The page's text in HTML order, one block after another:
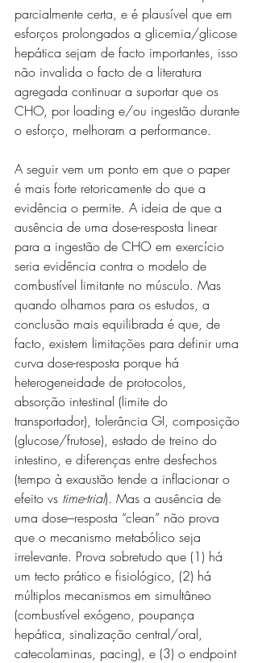
parcialmente certa, e é plausível que em
esforços prolongados a glicemia/glicose
hepática sejam de facto importantes, isso
não invalida o facto de a literatura
agregada continuar a suportar que os
CHO, por loading e/ou ingestão durante
o esforço, melhoram a performance.
A seguir vem um ponto em que o paper
é mais forte retoricamente do que a
evidência o permite. A ideia de que a
ausência de uma dose-resposta linear
para a ingestão de CHO em exercício
seria evidência contra o modelo de
combustível limitante no músculo. Mas
quando olhamos para os estudos, a
conclusão mais equilibrada é que, de
facto, existem limitações para definir uma
curva dose-resposta porque há
heterogeneidade de protocolos,
absorção intestinal (limite do
transportador), tolerância GI, composição
(glucose/frutose), estado de treino do
intestino, e diferenças entre desfechos
(tempo à exaustão tende a inflacionar o
efeito vs time-trial). Mas a ausência de
uma dose–resposta “clean” não prova
que o mecanismo metabólico seja
irrelevante. Prova sobretudo que (1) há
um tecto prático e fisiológico, (2) há
múltiplos mecanismos em simultâneo
(combustível exógeno, poupança
hepática, sinalização central/oral,
catecolaminas, pacing), e (3) o endpoint